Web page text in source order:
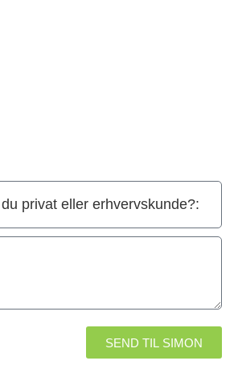
SEND TIL SIMON